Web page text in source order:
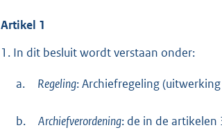
Artikel 1
1. In dit besluit wordt verstaan onder:
a. Regeling: Archiefregeling
b. Archiefverordening: de in de artikelen